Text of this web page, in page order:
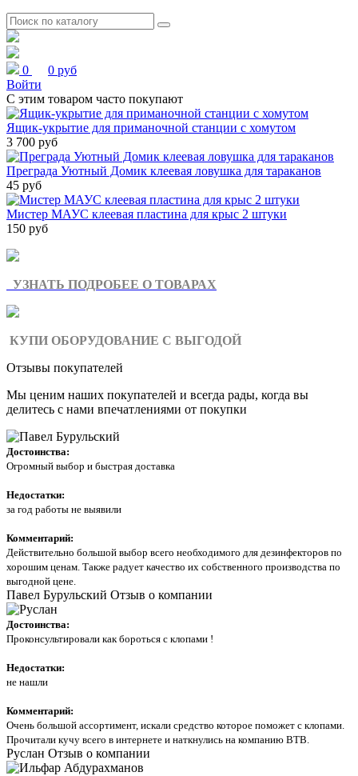
0
0 руб
Войти
С этим товаром часто покупают
Ящик-укрытие для приманочной станции с хомутом
3 700 руб
Преграда Уютный Домик клеевая ловушка для тараканов
45 руб
Мистер МАУС клеевая пластина для крыс 2 штуки
150 руб
УЗНАТЬ ПОДРОБЕЕ О ТОВАРАХ
КУПИ ОБОРУДОВАНИЕ С ВЫГОДОЙ
Отзывы покупателей
Мы ценим наших покупателей и всегда рады, когда вы
делитесь с нами впечатлениями от покупки
Достоинства:
Огромный выбор и быстрая доставка
Недостатки:
за год работы не выявили
Комментарий:
Действительно большой выбор всего необходимого для дезинфекторов по
хорошим ценам. Также радует качество их собственного производства по
выгодной цене.
Павел Бурульский Отзыв о компании
Достоинства:
Проконсультировали как бороться с клопами !
Недостатки:
не нашли
Комментарий:
Очень большой ассортимент, искали средство которое поможет с клопами.
Прочитали кучу всего в интернете и наткнулись на компанию ВТВ.
Руслан Отзыв о компании